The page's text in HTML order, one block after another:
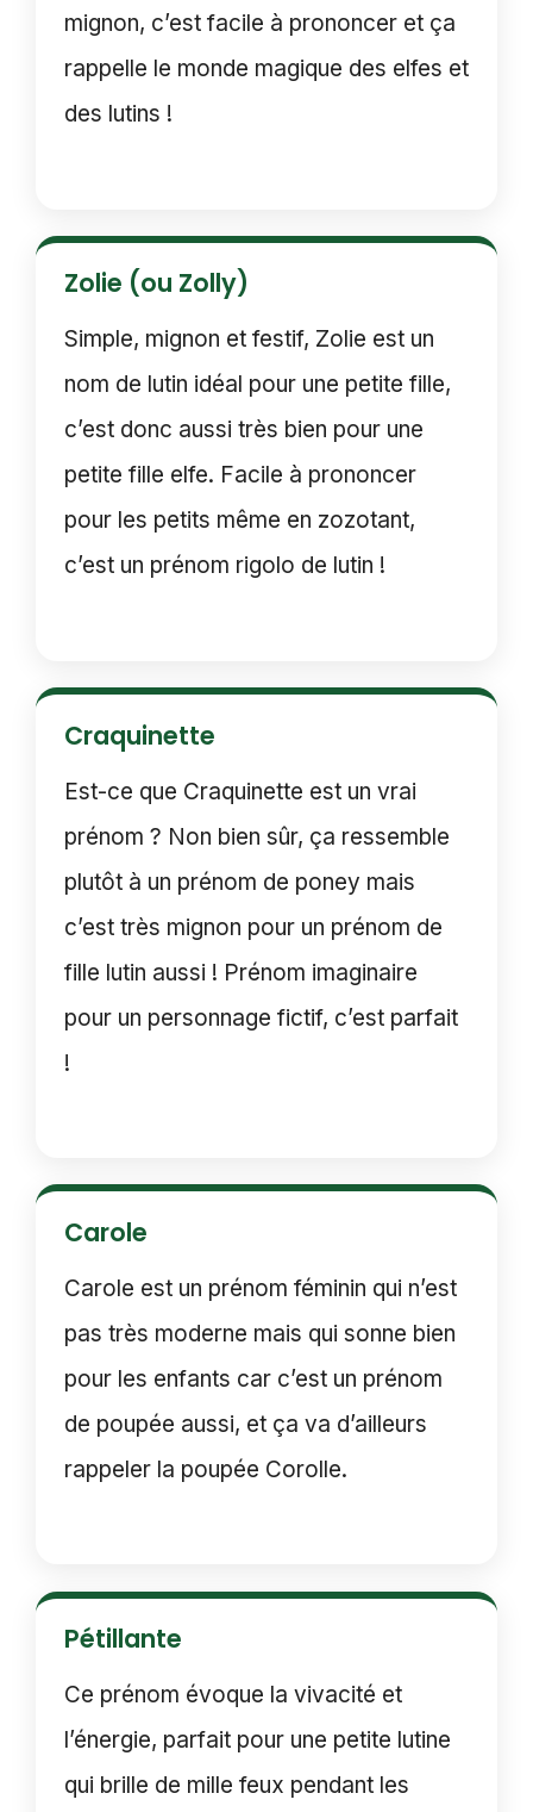
mignon, c’est facile à prononcer et ça
rappelle le monde magique des elfes et
des lutins !
Zolie (ou Zolly)
Simple, mignon et festif, Zolie est un
nom de lutin idéal pour une petite fille,
c’est donc aussi très bien pour une
petite fille elfe. Facile à prononcer
pour les petits même en zozotant,
c’est un prénom rigolo de lutin !
Craquinette
Est-ce que Craquinette est un vrai
prénom ? Non bien sûr, ça ressemble
plutôt à un prénom de poney mais
c’est très mignon pour un prénom de
fille lutin aussi ! Prénom imaginaire
pour un personnage fictif, c’est parfait
!
Carole
Carole est un prénom féminin qui n’est
pas très moderne mais qui sonne bien
pour les enfants car c’est un prénom
de poupée aussi, et ça va d’ailleurs
rappeler la poupée Corolle.
Pétillante
Ce prénom évoque la vivacité et
l’énergie, parfait pour une petite lutine
qui brille de mille feux pendant les